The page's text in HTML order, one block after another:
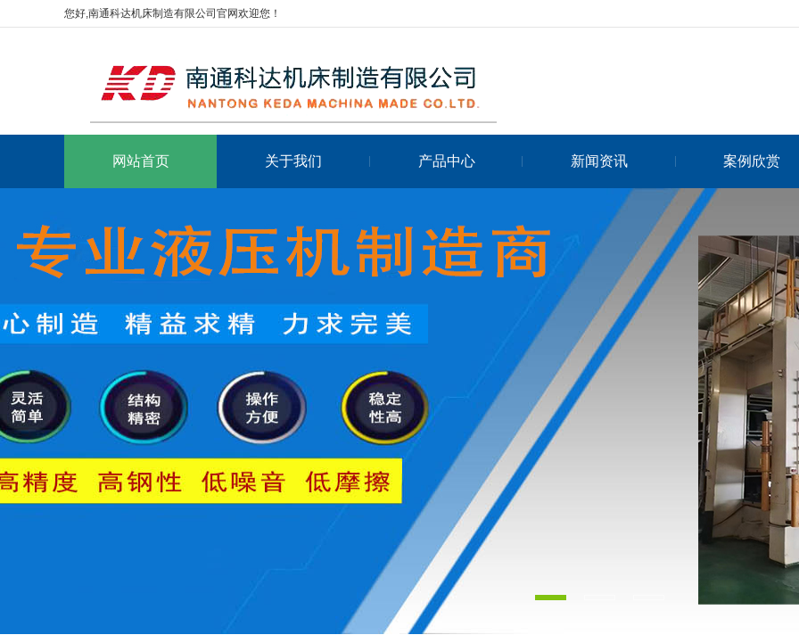
您好,南通科达机床制造有限公司官网欢迎您！
网站首页 关于我们 产品中心 新闻资讯 案例欣赏